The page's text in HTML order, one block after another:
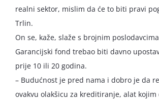
realni sektor, mislim da će to biti pravi
Trlin.
On se, kaže, slaže s brojnim
Garancijski fond trebao biti davno
prije 10 ili 20 godina.
– Budućnost je pred nama i dobro je da
ovakvu olakšicu za kreditiranje, alat kojim